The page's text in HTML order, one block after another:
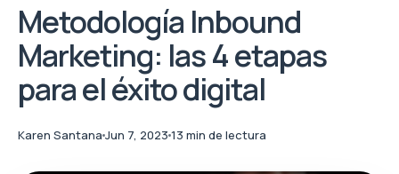
Metodología Inbound
Marketing: las 4 etapas
para el éxito digital
Karen Santana Jun 7, 2023 13 min de lectura